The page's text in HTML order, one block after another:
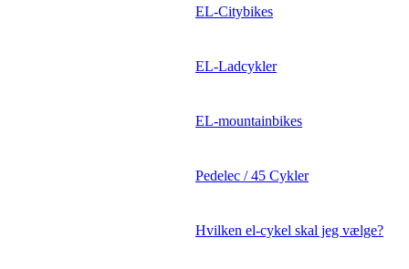
EL-Citybikes
EL-Ladcykler
EL-mountainbikes
Pedelec / 45 Cykler
Hvilken el-cykel skal jeg vælge?